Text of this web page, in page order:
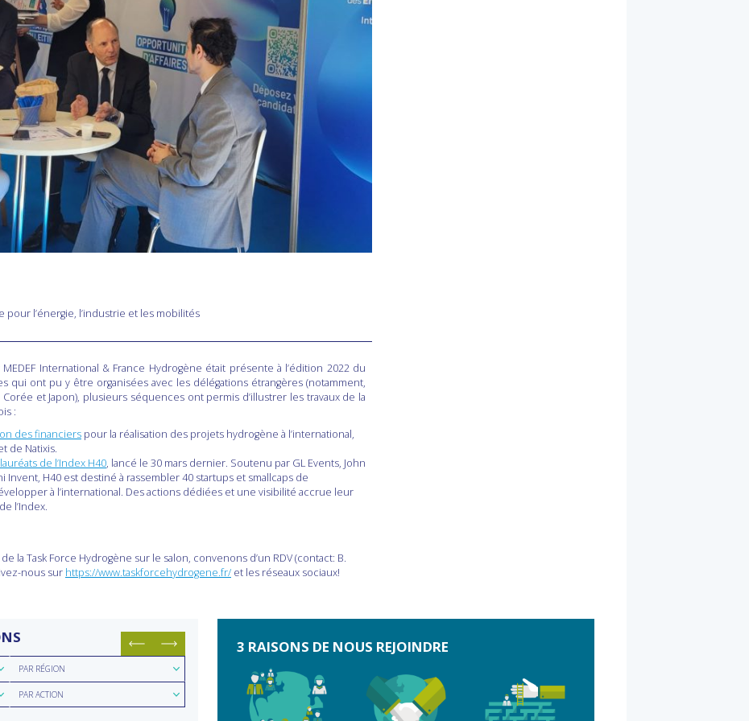
l’énergie, l’industrie et les mobilités
International & France Hydrogène était présente à l’édition 2022 du
qui ont pu y être organisées avec les délégations étrangères (notamment,
Corée et Japon), plusieurs séquences ont permis d’illustrer les travaux de la
:
des financiers pour la réalisation des projets hydrogène à l’international,
de Natixis.
de l’Index H40, lancé le 30 mars dernier. Soutenu par GL Events, John
Invent, H40 est destiné à rassembler 40 startups et smallcaps de
à l’international. Des actions dédiées et une visibilité accrue leur
l’Index.
la Task Force Hydrogène sur le salon, convenons d’un RDV (contact: B.
nous sur https://www.taskforcehydrogene.fr/ et les réseaux sociaux!
Rechercher
par
région
PAR RÉGION
Rechercher
parPAR ACTION
3 RAISONS DE NOUS REJOINDRE